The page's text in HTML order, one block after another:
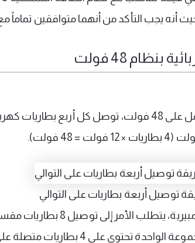
يجب التأكد من أنهما متوافقين تماماً مع نظام
48 فولت
بما أن نظام الطاقة الشمسية يعمل على 48 فولت، توصل كل
توصيل أربعة بطاريات على التوالي
وفي حال أردنا مضاعفة السعة
متصلتين على التوازي، علماً أن المجموعة